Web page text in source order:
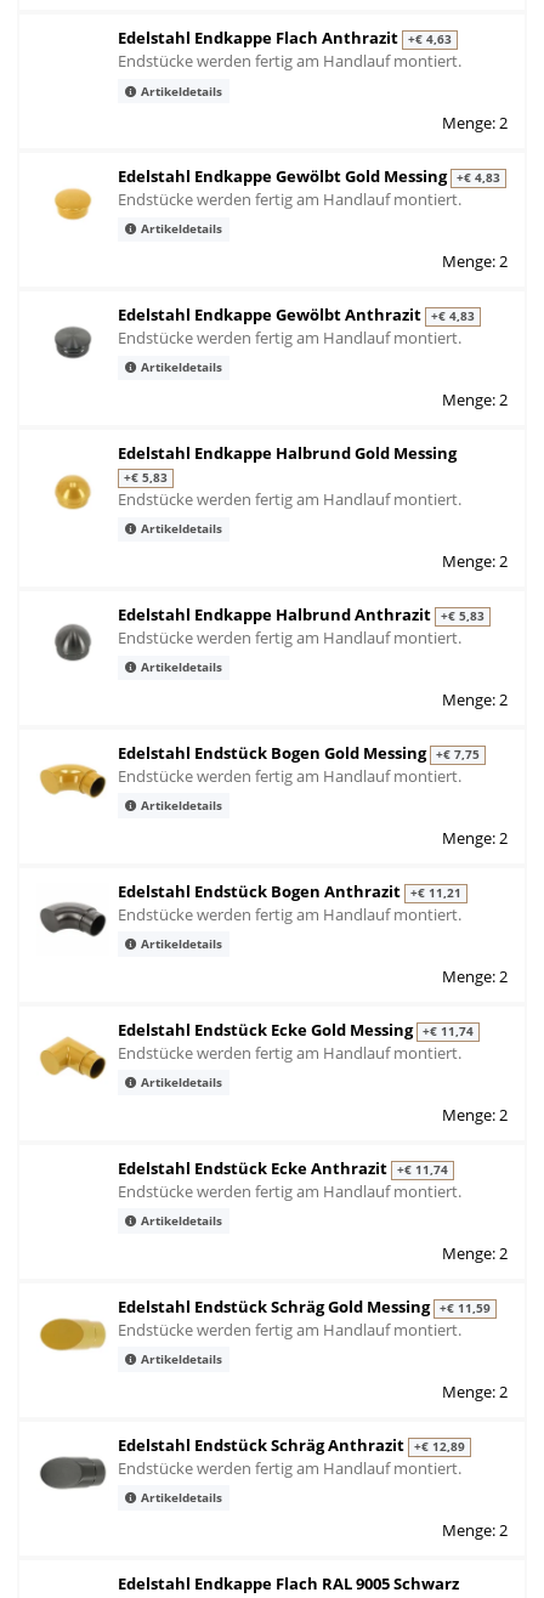
Edelstahl Endkappe Flach Anthrazit +€ 4,63
Endstücke werden fertig am Handlauf montiert.
Artikeldetails
Menge: 2
Edelstahl Endkappe Gewölbt Gold Messing +€ 4,83
Endstücke werden fertig am Handlauf montiert.
Artikeldetails
Menge: 2
Edelstahl Endkappe Gewölbt Anthrazit +€ 4,83
Endstücke werden fertig am Handlauf montiert.
Artikeldetails
Menge: 2
Edelstahl Endkappe Halbrund Gold Messing
+€ 5,83
Endstücke werden fertig am Handlauf montiert.
Artikeldetails
Menge: 2
Edelstahl Endkappe Halbrund Anthrazit +€ 5,83
Endstücke werden fertig am Handlauf montiert.
Artikeldetails
Menge: 2
Edelstahl Endstück Bogen Gold Messing +€ 7,75
Endstücke werden fertig am Handlauf montiert.
Artikeldetails
Menge: 2
Edelstahl Endstück Bogen Anthrazit +€ 11,21
Endstücke werden fertig am Handlauf montiert.
Artikeldetails
Menge: 2
Edelstahl Endstück Ecke Gold Messing +€ 11,74
Endstücke werden fertig am Handlauf montiert.
Artikeldetails
Menge: 2
Edelstahl Endstück Ecke Anthrazit +€ 11,74
Endstücke werden fertig am Handlauf montiert.
Artikeldetails
Menge: 2
Edelstahl Endstück Schräg Gold Messing +€ 11,59
Endstücke werden fertig am Handlauf montiert.
Artikeldetails
Menge: 2
Edelstahl Endstück Schräg Anthrazit +€ 12,89
Endstücke werden fertig am Handlauf montiert.
Artikeldetails
Menge: 2
Edelstahl Endkappe Flach RAL 9005 Schwarz